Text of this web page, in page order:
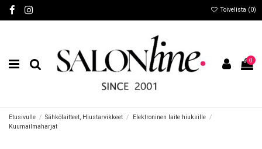
Toivelista (0)
0
Etusivulle Sähkölaitteet, Hiustarvikkeet
Elektroninen laite hiuksille
Kuumailmaharjat